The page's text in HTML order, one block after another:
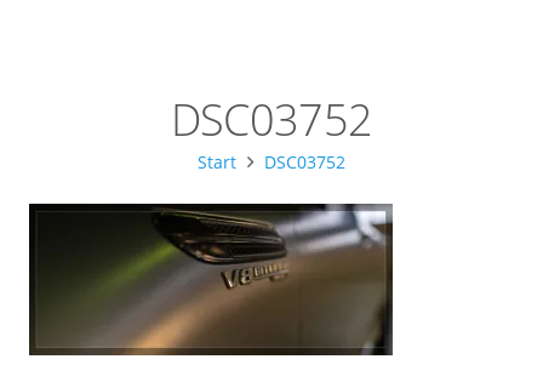
DSC03752
Start DSC03752